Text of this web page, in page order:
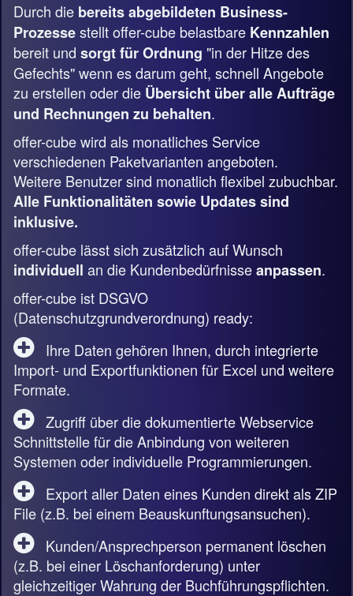
Durch die bereits abgebildeten Business-
Prozessestellt offer-cube belastbare Kennzahlen
bereit und sorgt für Ordnung "in der Hitze des
Gefechts" wenn es darum geht, schnell Angebote
zu erstellen oder die Übersicht über alle Aufträge
und Rechnungen zu behalten.
offer-cube wird als monatliches Service
verschiedenen Paketvarianten angeboten.
Weitere Benutzer sind monatlich flexibel zubuchbar.
Alle Funktionalitäten sowie Updates sind
inklusive.
offer-cube lässt sich zusätzlich auf Wunsch
individuell an die Kundenbedürfnisseanpassen.
offer-cube ist DSGVO
(Datenschutzgrundverordnung) ready:
Ihre Daten gehören Ihnen, durch integrierte
Import- und Exportfunktionen für Excel und weitere
Formate.
Zugriff über die dokumentierte Webservice
Schnittstelle für die Anbindung von weiteren
Systemen oder individuelle Programmierungen.
Export aller Daten eines Kunden direkt als ZIP
File (z.B. bei einem Beauskunftungsansuchen).
Kunden/Ansprechperson permanent löschen
(z.B. bei einer Löschanforderung) unter
gleichzeitiger Wahrung der Buchführungspflichten.